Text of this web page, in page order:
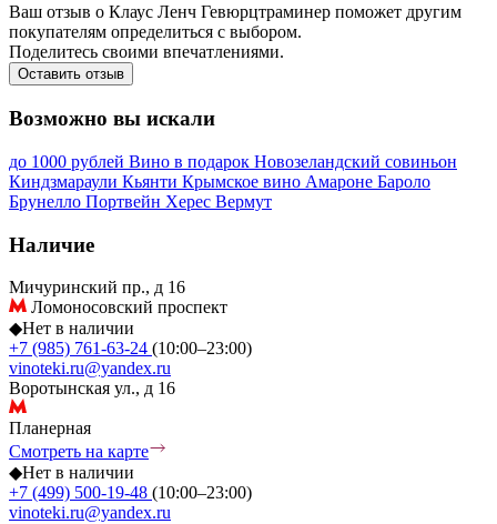
Ваш отзыв о Клаус Ленч Гевюрцтраминер поможет другим
покупателям определиться с выбором.
Поделитесь своими впечатлениями.
Оставить отзыв
Возможно вы искали
до 1000 рублей Вино в подарок Новозеландский совиньон
Киндзмараули Кьянти Крымское вино Амароне Бароло
Брунелло Портвейн Херес Вермут
Наличие
Мичуринский пр., д 16
Ломоносовский проспект
◆Нет в наличии
+7 (985) 761-63-24 (10:00–23:00)
vinoteki.ru@yandex.ru
Воротынская ул., д 16
Планерная
Смотреть на карте
◆Нет в наличии
+7 (499) 500-19-48 (10:00–23:00)
vinoteki.ru@yandex.ru